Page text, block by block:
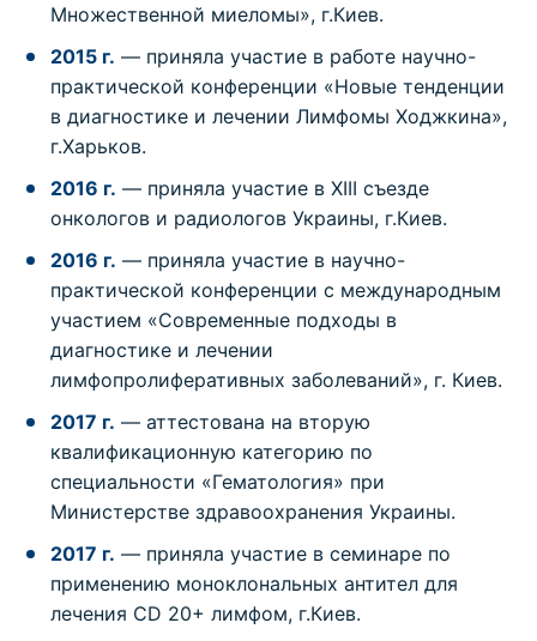
Множественной миеломы», г.Киев.
2015 г. — приняла участие в работе научно-
практической конференции «Новые тенденции
в диагностике и лечении Лимфомы Ходжкина»,
г.Харьков.
2016 г. — приняла участие в XIII съезде
онкологов и радиологов Украины, г.Киев.
2016 г. — приняла участие в научно-
практической конференции с международным
участием «Современные подходы в
диагностике и лечении
лимфопролиферативных заболеваний», г. Киев.
2017 г. — аттестована на вторую
квалификационную категорию по
специальности «Гематология» при
Министерстве здравоохранения Украины.
2017 г. — приняла участие в семинаре по
применению моноклональных антител для
лечения СD 20+ лимфом, г.Киев.